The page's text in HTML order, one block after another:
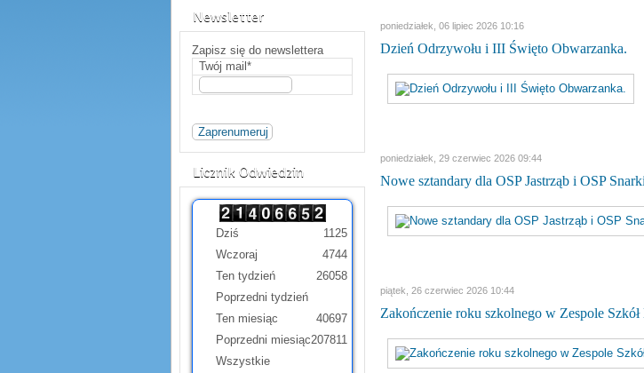
Newsletter
Zapisz się do newslettera
Twój mail*
Licznik Odwiedzin
Dziś
Wczoraj
Ten tydzień
Poprzedni tydzień
Ten miesiąc
Poprzedni miesiąc
Wszystkie
1125
4744
26058
40697
207811
poniedziałek, 06 lipiec 2026 10:16
Dzień Odrzywołu i III Święto Obwarzanka.
poniedziałek, 29 czerwiec 2026 09:44
Nowe sztandary dla OSP Jastrząb i OSP
piątek, 26 czerwiec 2026 10:44
Zakończenie roku szkolnego w Zespole